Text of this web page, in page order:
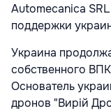
Automecanica
поддержки
Украина
собственного
Основатель
дронов "Вирій